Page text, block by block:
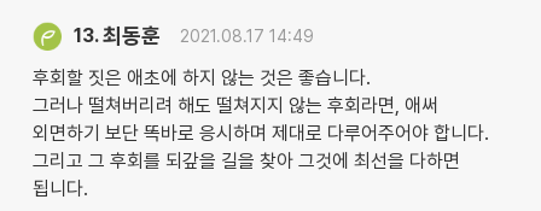
13.최동훈 2021.08.17 14:49
후회할 짓은 애초에 하지 않는 것은 좋습니다.
그러나 떨쳐버리려 해도 떨쳐지지 않는 후회라면, 애써
외면하기 보단 똑바로 응시하며 제대로 다루어주어야 합니다.
그리고 그 후회를 되갚을 길을 찾아 그것에 최선을 다하면
됩니다.